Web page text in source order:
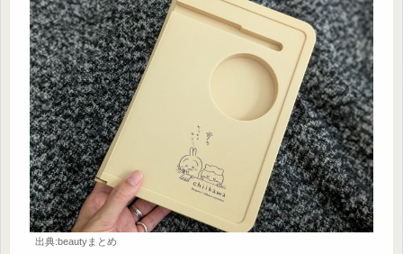
出典:beautyまとめ